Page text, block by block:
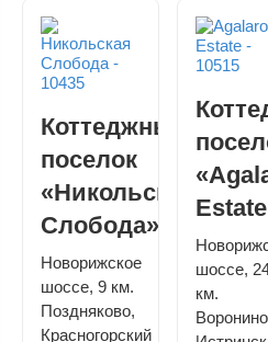
Коттеджный
поселок
«Никольская
Слобода»
Новорижское
шоссе, 9 км.
Поздняково,
Красногорский
шоссе,
км.